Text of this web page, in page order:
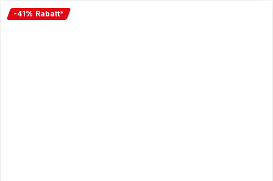
-41% Rabatt*